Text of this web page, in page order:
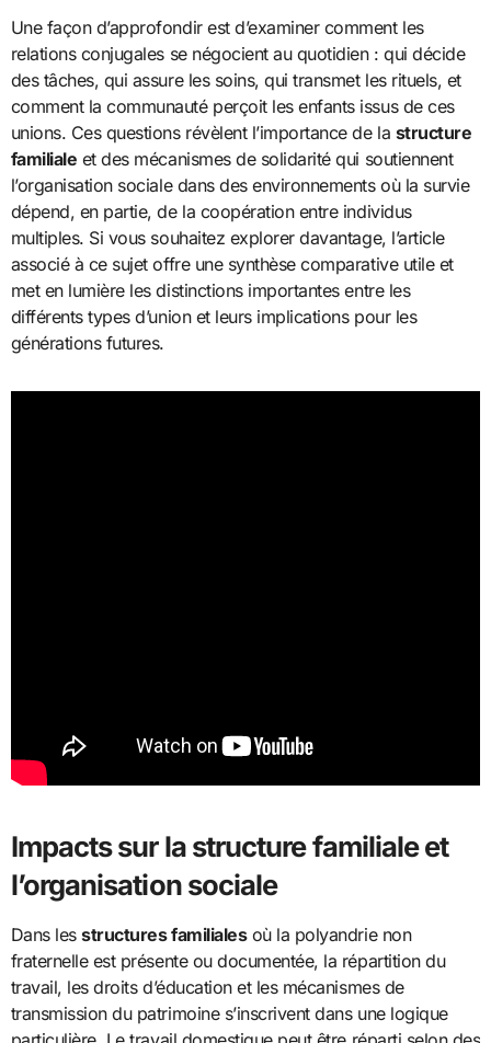
Une façon d’approfondir est d’examiner comment les
relations conjugales se négocient au quotidien : qui décide
des tâches, qui assure les soins, qui transmet les rituels, et
comment la communauté perçoit les enfants issus de ces
unions. Ces questions révèlent l’importance de la structure
familiale et des mécanismes de solidarité qui soutiennent
l’organisation sociale dans des environnements où la survie
dépend, en partie, de la coopération entre individus
multiples. Si vous souhaitez explorer davantage, l’article
associé à ce sujet offre une synthèse comparative utile et
met en lumière les distinctions importantes entre les
différents types d’union et leurs implications pour les
générations futures.
Impacts sur la structure familiale et
l’organisation sociale
Dans lesstructures familialesoù la polyandrie non
fraternelle est présente ou documentée, la répartition du
travail, les droits d’éducation et les mécanismes de
transmission du patrimoine s’inscrivent dans une logique